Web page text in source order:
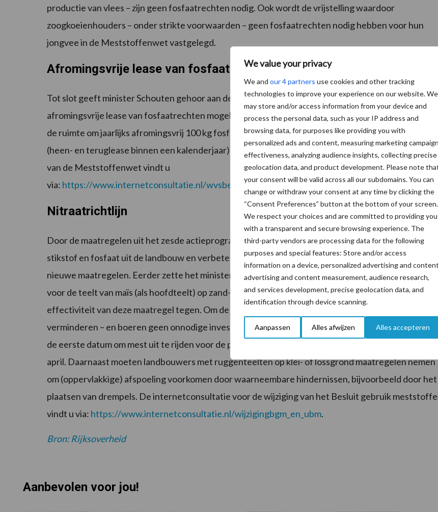
We value your privacy
We and our 4 partners use cookies and other tracking
technologies to improve your experience on our website. We
may store and/or access information from your device and
process the personal data, such as your IP address and
browsing data, for purposes like providing you with
personalized ads and content, measuring marketing campaign
effectiveness, analyzing audience insights, collecting precise
geolocation data, and product development. Please note
your consent will be valid across all our subdomains. You can
change or withdraw your consent at any time by clicking the
“Consent Preferences” button at the bottom of your screen.
We respect your choices and are committed to providing you
with a transparent and secure browsing experience. The
third-party vendors are processing data for the following
purposes and special features: Store and/or access
information on a device, personalized advertising and
advertising and content measurement, audience research,
and services development, precise geolocation data, and
identification through device scanning.
Aanpassen Alles afwijzen Alles accepteren
productie van vlees – zijn geen fosfaatrechten nodig. Ook wordt de vrijstelling waardoor
zoogkoeienhouders – onder strikte voorwaarden – geen fosfaatrechten nodig hebben voor hun
jongvee in de Meststoffenwet vastgelegd.
Afromingsvrije lease van fosfaatrechten mogelijk
Tot slot geeft minister Schouten gehoor aan de motie van Kamerleden Geurts en Lodders om
afromingsvrije lease van fosfaatrechten mogelijk te maken. De voorgestelde wijziging geeft boeren
de ruimte om jaarlijks afromingsvrij 100 kg fosfaatrechten (ruim twee koeien) voor een korte termijn
(heen- en teruglease binnen een kalenderjaar) te leasen. De internetconsultatie voor de wijziging
van de Meststoffenwet vindt u
via: https://www.internetconsultatie.nl/wvsbegripmelkveefosfaatrechtenstelsel.
Nitraatrichtlijn
Door de maatregelen uit het zesde actieprogramma Nitraatrichtlijn vermindert de uitspoeling van
stikstof en fosfaat uit de landbouw en verbetert de waterkwaliteit. Per 1 januari 2021 gelden
nieuwe maatregelen. Eerder zette het ministerie van LNV in op rijenbemesting als uitgangspunt
voor de teelt van maïs (als hoofdteelt) op zand- en lössgronden. Maar nieuwe inzichten spreken de
effectiviteit van deze maatregel tegen. Om de nitraatuitspoeling op zand- en lössgronden alsnog te
verminderen – en boeren geen onnodige investeringskosten te laten maken – zal minister Schouten
de eerste datum om mest uit te rijden voor de productie van maïs verplaatsen van 15 februari naar 1
april. Daarnaast moeten landbouwers met ruggenteelten op klei- of lössgrond maatregelen nemen
om (oppervlakkige) afspoeling voorkomen door waarneembare hindernissen, bijvoorbeeld door het
plaatsen van drempels. De internetconsultatie voor de wijziging van het Besluit gebruik
vindt u via: https://www.internetconsultatie.nl/wijzigingbgm_en_ubm.
Bron: Rijksoverheid
Aanbevolen voor jou!